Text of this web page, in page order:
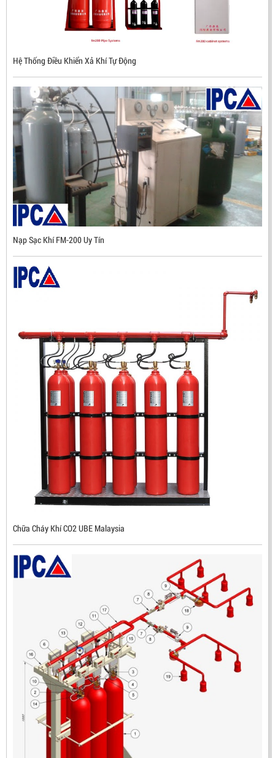
ĐẦU BÁO LỬA CHỐNG NỔ CHỐNG NƯỚC UV/IR- UX300
NHẬP KHẨU HÀN QUỐC
LIÊN HỆ
Mã sản phẩm: UX300
ĐẦU BÁO TIA LỬA IR3 RX500 CHỐNG CHÁY NỔ TIÊU
CHUẨN FM HÀN QUỐC
LIÊN HỆ
Mã sản phẩm: RX500
Hệ Thống Điều Khiển Xả Khí Tự Động
Nạp Sạc Khí FM-200 Uy Tín
Chữa Cháy Khí CO2 UBE Malaysia